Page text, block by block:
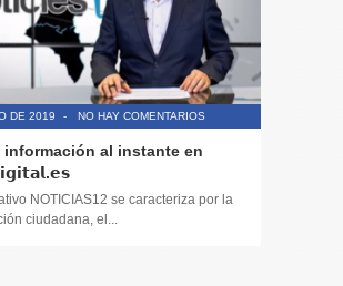
DE 2019 - NO HAY COMENTARIOS
información al instante en
NOTICIAS12 se caracteriza por la
ciudadana, el...